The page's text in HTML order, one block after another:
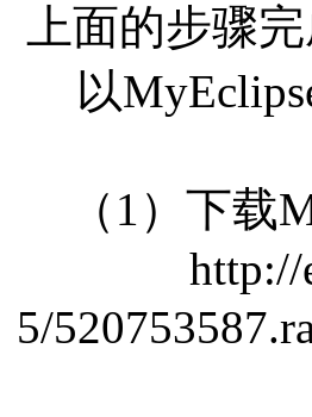
上面的步骤
以
（1）下
http://
5/